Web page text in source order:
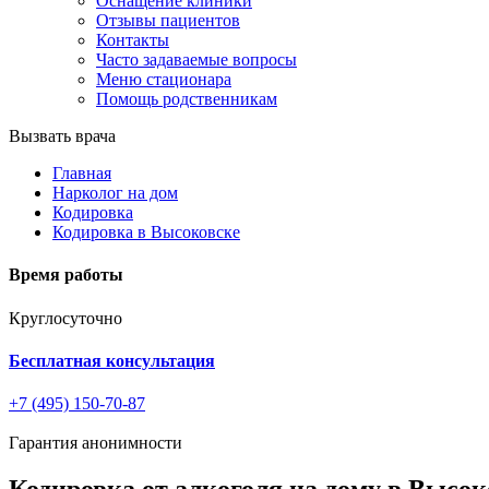
Отзывы пациентов
Контакты
Часто задаваемые вопросы
Меню стационара
Помощь родственникам
Вызвать врача
Главная
Нарколог на дом
Кодировка
Кодировка в Высоковске
Время работы
Круглосуточно
Бесплатная консультация
+7 (495) 150-70-87
Гарантия анонимности